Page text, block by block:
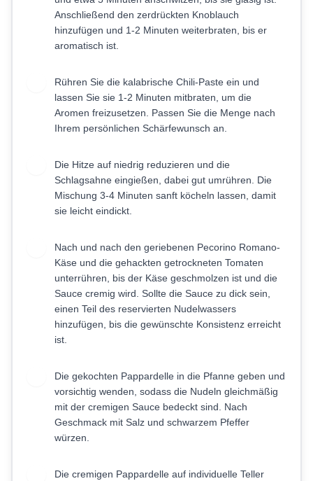
Anschließend den zerdrückten Knoblauch
hinzufügen und 1-2 Minuten weiterbraten, bis er
aromatisch ist.
Rühren Sie die kalabrische Chili-Paste ein und
lassen Sie sie 1-2 Minuten mitbraten, um die
Aromen freizusetzen. Passen Sie die Menge nach
Ihrem persönlichen Schärfewunsch an.
Die Hitze auf niedrig reduzieren und die
Schlagsahne eingießen, dabei gut umrühren. Die
Mischung 3-4 Minuten sanft köcheln lassen, damit
sie leicht eindickt.
Nach und nach den geriebenen Pecorino Romano-
Käse und die gehackten getrockneten Tomaten
unterrühren, bis der Käse geschmolzen ist und die
Sauce cremig wird. Sollte die Sauce zu dick sein,
einen Teil des reservierten Nudelwassers
hinzufügen, bis die gewünschte Konsistenz erreicht
ist.
Die gekochten Pappardelle in die Pfanne geben und
vorsichtig wenden, sodass die Nudeln gleichmäßig
mit der cremigen Sauce bedeckt sind. Nach
Geschmack mit Salz und schwarzem Pfeffer
würzen.
Die cremigen Pappardelle auf individuelle Teller